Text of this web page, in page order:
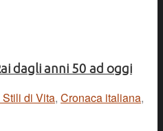
dagli anni 50 ad oggi
di Vita, Cronaca italiana,